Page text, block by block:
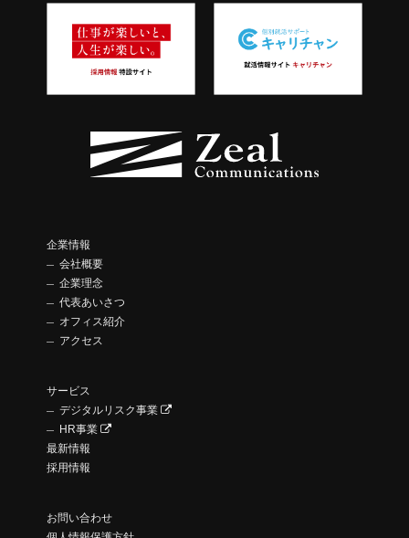
企業情報
会社概要
企業理念
代表あいさつ
オフィス紹介
アクセス
サービス
デジタルリスク事業
HR事業
最新情報
採用情報
お問い合わせ